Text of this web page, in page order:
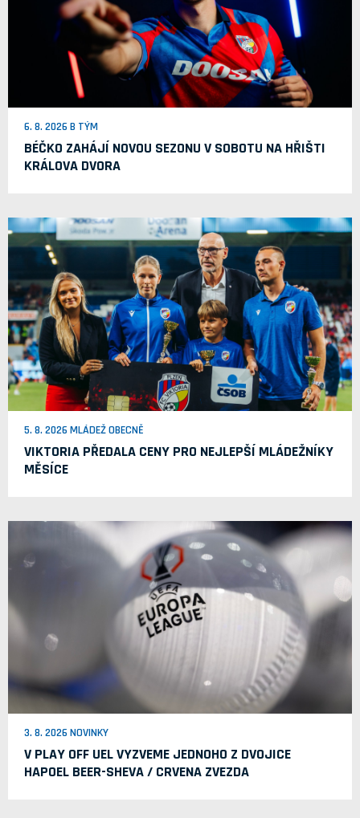
6. 8. 2026 B TÝM
BÉČKO ZAHÁJÍ NOVOU SEZONU V SOBOTU NA HŘIŠTI
KRÁLOVA DVORA
5. 8. 2026 MLÁDEŽ OBECNĚ
VIKTORIA PŘEDALA CENY PRO NEJLEPŠÍ MLÁDEŽNÍKY
MĚSÍCE
3. 8. 2026 NOVINKY
V PLAY OFF UEL VYZVEME JEDNOHO Z DVOJICE
HAPOEL BEER-SHEVA / CRVENA ZVEZDA